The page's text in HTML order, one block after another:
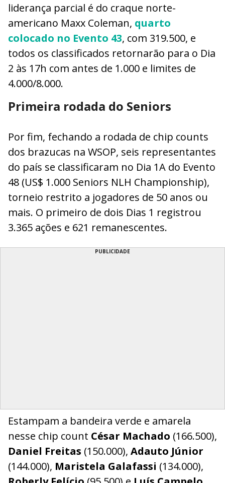
liderança parcial é do craque norte-
americano Maxx Coleman, quarto
colocado no Evento 43, com 319.500, e
todos os classificados retornarão para o Dia
2 às 17h com antes de 1.000 e limites de
4.000/8.000.
Primeira rodada do Seniors
Por fim, fechando a rodada de chip counts
dos brazucas na WSOP, seis representantes
do país se classificaram no Dia 1A do Evento
48 (US$ 1.000 Seniors NLH Championship),
torneio restrito a jogadores de 50 anos ou
mais. O primeiro de dois Dias 1 registrou
3.365 ações e 621 remanescentes.
PUBLICIDADE
Estampam a bandeira verde e amarela
nesse chip count César Machado (166.500),
Daniel Freitas (150.000), Adauto Júnior
(144.000), Maristela Galafassi (134.000),